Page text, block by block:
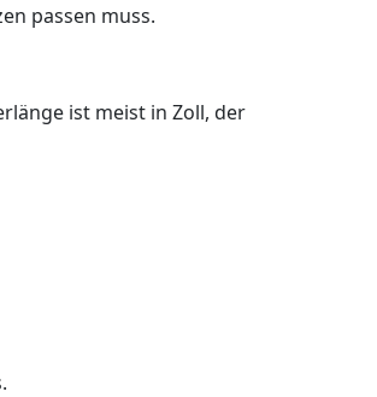
passen muss.
ist meist in Zoll, der